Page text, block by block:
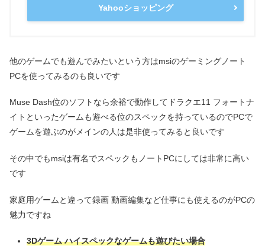
Yahooショッピング
他のゲームでも遊んでみたいという方はmsiのゲーミングノート
PCを使ってみるのも良いです
Muse Dash位のソフトなら余裕で動作してドラクエ11 フォートナ
イトといったゲームも遊べる位のスペックを持っているのでPCで
ゲームを遊ぶのがメインの人は是非使ってみると良いです
その中でもmsiは有名でスペックもノートPCにしては非常に高い
です
家庭用ゲームと違って録画 動画編集など仕事にも使えるのがPCの
魅力ですね
3Dゲーム ハイスペックなゲームも遊びたい場合